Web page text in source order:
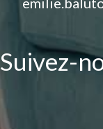
Suivez-